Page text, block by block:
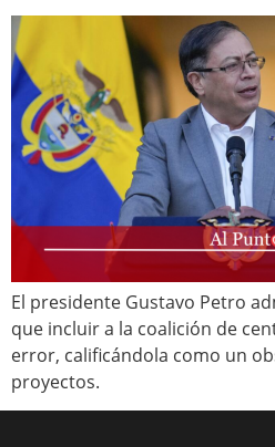
El presidente Gustavo Petro
que incluir a la coalición de
error, calificándola como un
proyectos.